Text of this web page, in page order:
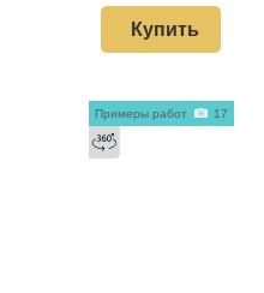
Купить
Примеры работ 17